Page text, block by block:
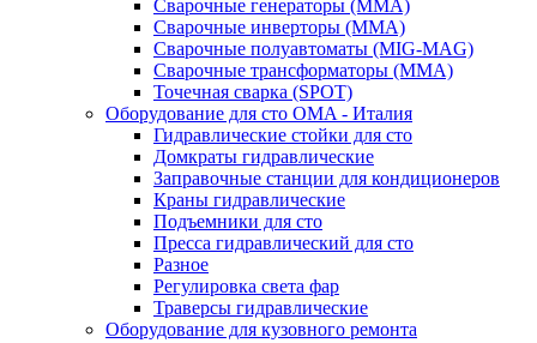
Сварочные генераторы (MMA)
Сварочные инверторы (MMA)
Сварочные полуавтоматы (MIG-MAG)
Сварочные трансформаторы (MMA)
Точечная сварка (SPOT)
Оборудование для сто OMA - Италия
Гидравлические стойки для сто
Домкраты гидравлические
Заправочные станции для кондиционеров
Краны гидравлические
Подъемники для сто
Пресса гидравлический для сто
Разное
Регулировка света фар
Траверсы гидравлические
Оборудование для кузовного ремонта